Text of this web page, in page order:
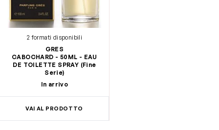
2 formati disponibili
GRES
CABOCHARD - 50ML - EAU
DE TOILETTE SPRAY (Fine
Serie)
In arrivo
VAI AL PRODOTTO